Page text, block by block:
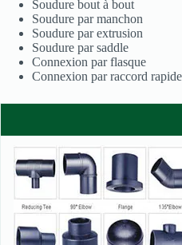
Soudure bout à bout
Soudure par manchon
Soudure par extrusion
Soudure par saddle
Connexion par flasque
Connexion par raccord rapide